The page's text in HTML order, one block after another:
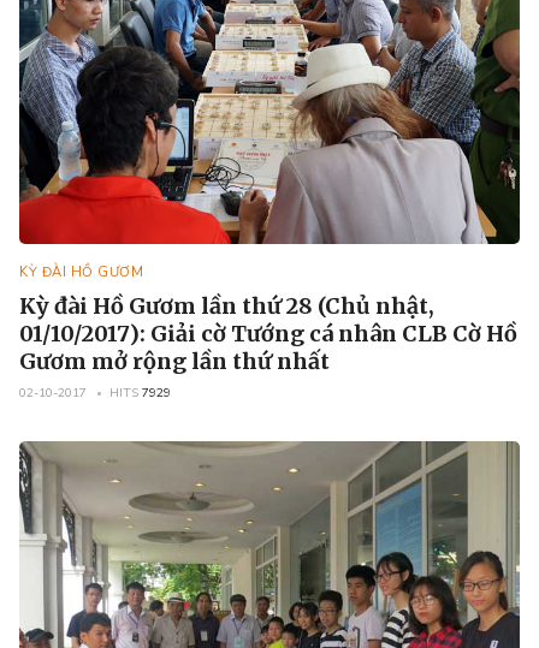
KỲ ĐÀI HỒ GƯƠM
Kỳ đài Hồ Gươm lần thứ 28 (Chủ nhật,
01/10/2017): Giải cờ Tướng cá nhân CLB Cờ Hồ
Gươm mở rộng lần thứ nhất
02-10-2017 HITS 7929